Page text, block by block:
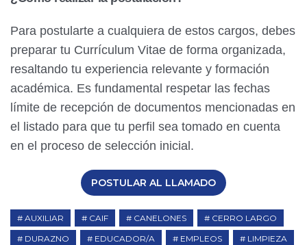
Para postularte a cualquiera de estos cargos, debes
preparar tu Currículum Vitae de forma organizada,
resaltando tu experiencia relevante y formación
académica. Es fundamental respetar las fechas
límite de recepción de documentos mencionadas en
el listado para que tu perfil sea tomado en cuenta
en el proceso de selección inicial.
POSTULAR AL LLAMADO
AUXILIAR CAIF CANELONES
CERRO LARGO
DURAZNO
EDUCADOR/A EMPLEOS
LIMPIEZA